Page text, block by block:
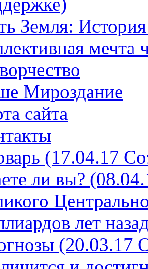
Земля: История
мечта
Мироздание
сайта
(17.04.17
ли вы?
лет
(20.03.17